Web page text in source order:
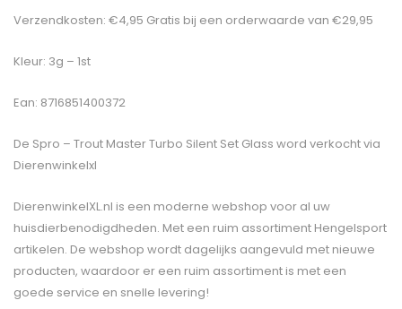
Verzendkosten: €4,95 Gratis bij een orderwaarde van €29,95
Kleur: 3g – 1st
Ean: 8716851400372
De Spro – Trout Master Turbo Silent Set Glass word verkocht via
Dierenwinkelxl
DierenwinkelXL.nl is een moderne webshop voor al uw
huisdierbenodigdheden. Met een ruim assortiment Hengelsport
artikelen. De webshop wordt dagelijks aangevuld met nieuwe
producten, waardoor er een ruim assortiment is met een
goede service en snelle levering!